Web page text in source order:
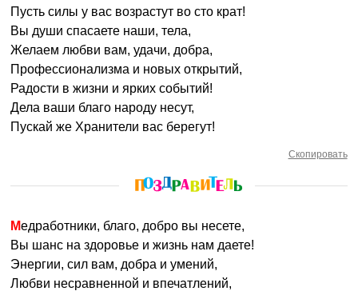
Пусть силы у вас возрастут во сто крат!
Вы души спасаете наши, тела,
Желаем любви вам, удачи, добра,
Профессионализма и новых открытий,
Радости в жизни и ярких событий!
Дела ваши благо народу несут,
Пускай же Хранители вас берегут!
Скопировать
Медработники, благо, добро вы несете,
Вы шанс на здоровье и жизнь нам даете!
Энергии, сил вам, добра и умений,
Любви несравненной и впечатлений,